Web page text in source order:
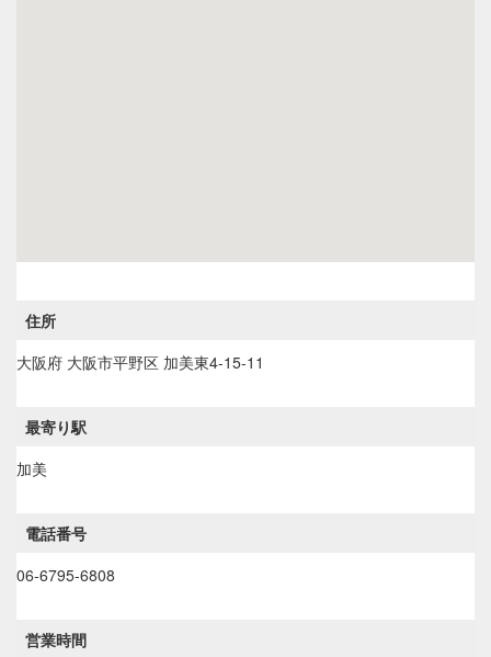
住所
大阪府 大阪市平野区 加美東4-15-11
最寄り駅
加美
電話番号
06-6795-6808
営業時間